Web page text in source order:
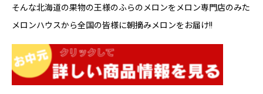
そんな北海道の果物の王様のふらのメロンをメロン専門店のみた
メロンハウスから全国の皆様に朝摘みメロンをお届け!!